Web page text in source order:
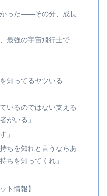
かった――その分、成長
最強の宇宙飛行士で
知ってるヤツいる
いるのではない支える
がいる」
」
ちを知れと言うならあ
ちを知ってくれ」
ト情報】